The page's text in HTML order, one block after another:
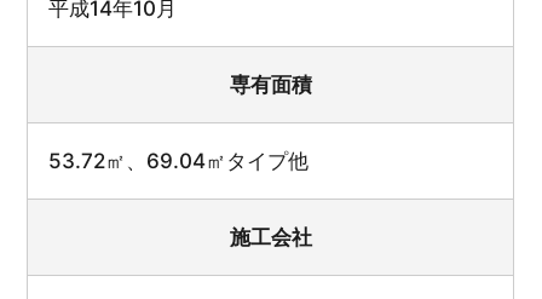
平成14年10月
専有面積
53.72㎡、69.04㎡タイプ他
施工会社